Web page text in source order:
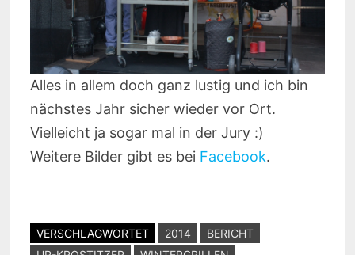
Alles in allem doch ganz lustig und ich bin
nächstes Jahr sicher wieder vor Ort.
Vielleicht ja sogar mal in der Jury :)
Weitere Bilder gibt es bei Facebook.
VERSCHLAGWORTET 2014
BERICHT